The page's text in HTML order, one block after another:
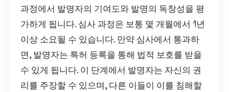
과정에서 발명자의 기여도와 발명의 독창성을 평
가하게 됩니다. 심사 과정은 보통 몇 개월에서 1년
이상 소요될 수 있습니다. 만약 심사에서 통과하
면, 발명자는 특허 등록을 통해 법적 보호를 받을
수 있게 됩니다. 이 단계에서 발명자는 자신의 권
리를 주장할 수 있으며, 다른 이들이 이를 침해할